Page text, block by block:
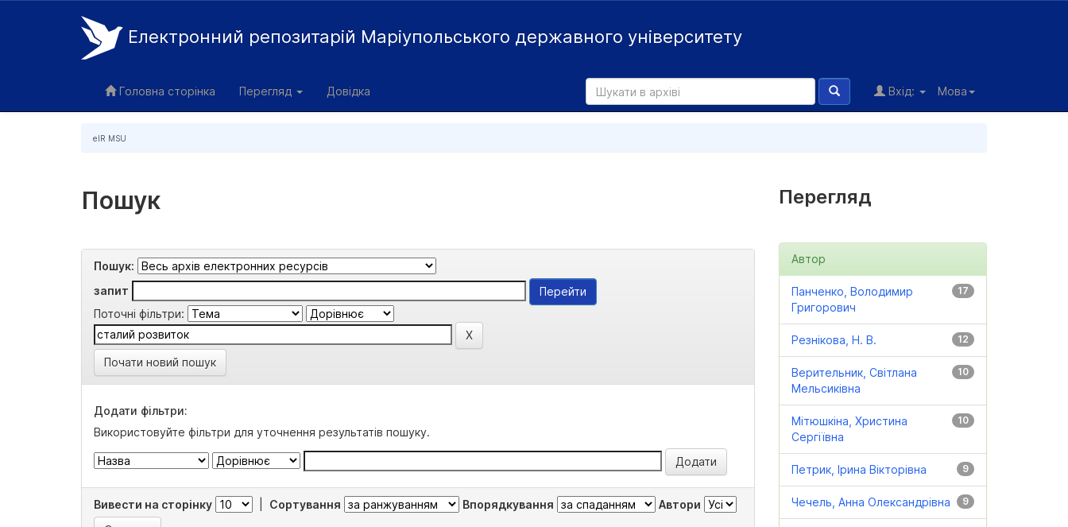
Електронний репозитарій Маріупольського державного університету
Головна сторінка Перегляд Довідка Мова
Вхід:
eIR MSU
Пошук
Пошук:
запит
Поточні фільтри:
Почати новий пошук
Додати фільтри:
Використовуйте фільтри для уточнення результатів пошуку.
Вивести на сторінку Сортування Впорядкування Автори
Перегляд
Автор
17
Панченко, Володимир
Григорович
12
Резнікова, Н. В.
10
Верительник, Світлана
Мельсиківна
10
Мітюшкіна, Христина
Сергіївна
9
Петрик, Ірина Вікторівна
9
Чечель, Анна Олександрівна